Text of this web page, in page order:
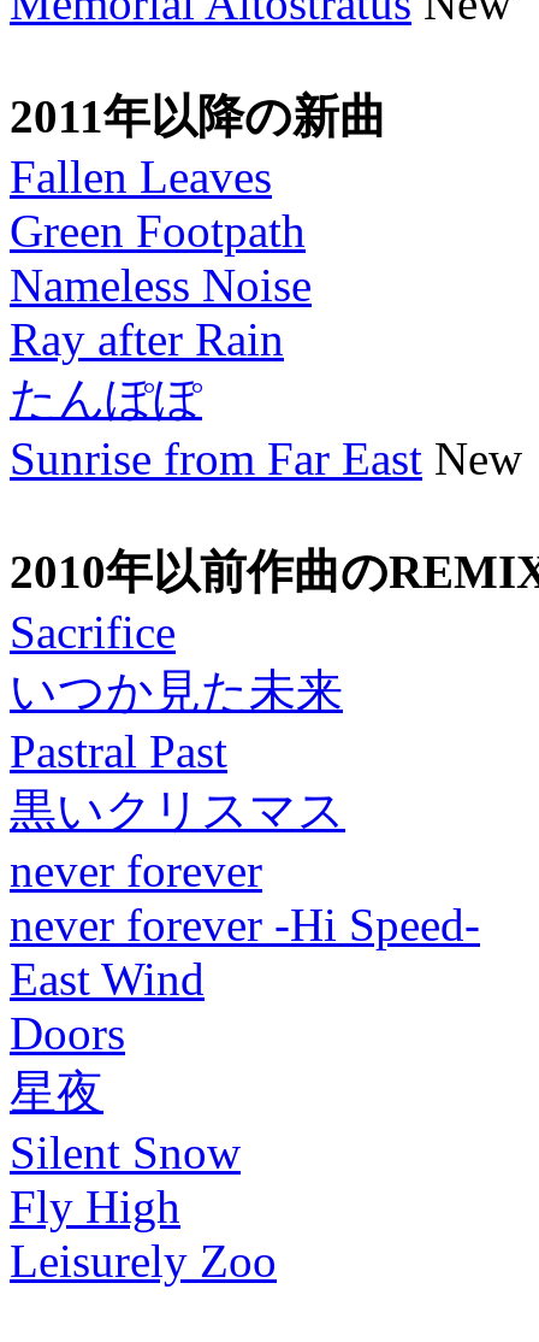
2011年以降の新曲
Fallen Leaves
Green Footpath
Nameless Noise
Ray after Rain
たんぽぽ
Sunrise from Far East New
2010年以前作曲の
Sacrifice
いつか見た未来
Pastral Past
黒いクリスマス
never forever
never forever -Hi Speed-
East Wind
Doors
星夜
Silent Snow
Fly High
Leisurely Zoo